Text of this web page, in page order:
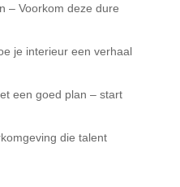
– Voorkom deze dure
je interieur een verhaal
een goed plan – start
die talent